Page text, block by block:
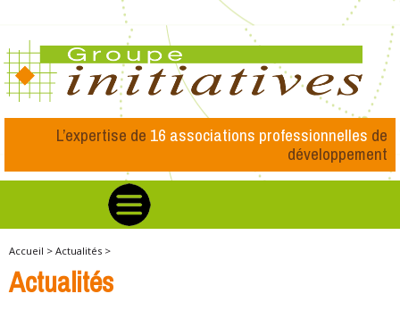
L’expertise de 16 associations professionnelles de
développement
Accueil > Actualités >
Actualités